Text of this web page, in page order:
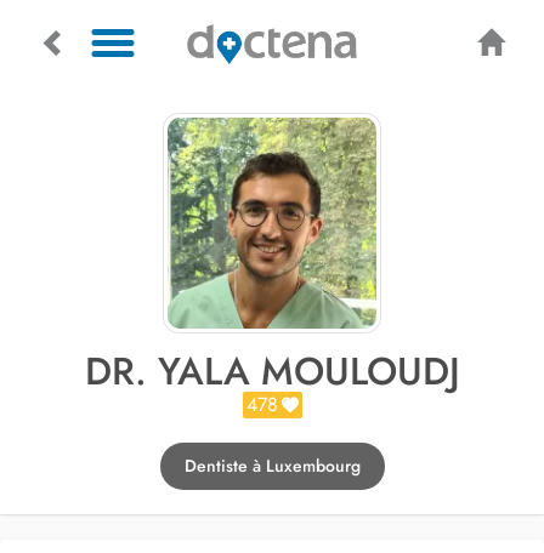
DR. YALA MOULOUDJ
478
Dentiste à Luxembourg